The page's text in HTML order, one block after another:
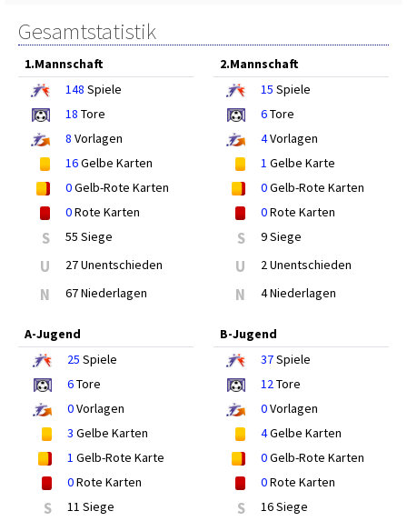
Gesamtstatistik
1.Mannschaft
148 Spiele
18 Tore
8 Vorlagen
16Gelbe Karten
0Gelb-Rote Karten
0Rote Karten
S 55 Siege
U 27 Unentschieden
N 67 Niederlagen
2.Mannschaft
15 Spiele
6Tore
4Vorlagen
1 Gelbe Karte
0Gelb-Rote Karten
0Rote Karten
S 9 Siege
U 2 Unentschieden
N 4 Niederlagen
A-Jugend
25 Spiele
6Tore
0Vorlagen
3 Gelbe Karten
1 Gelb-Rote Karte
0Rote Karten
S 11 Siege
B-Jugend
37Spiele
12Tore
0Vorlagen
4Gelbe Karten
0Gelb-Rote Karten
0Rote Karten
S 16 Siege